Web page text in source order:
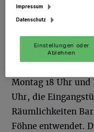
Montag 18 Uhr
Uhr, die
Räumlichkeiten
Föhne entwendet.
Impressum
Datenschutz
Einstellungen oder
Ablehnen